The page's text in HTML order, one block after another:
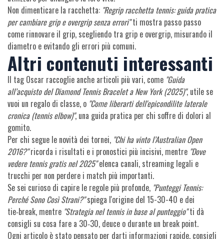
Non dimenticare la racchetta: "Regrip racchetta tennis: guida pratica
per cambiare grip e overgrip senza errori"ti mostra passo passo
come rinnovare il grip, scegliendo tra grip e overgrip, misurando il
diametro e evitando gli errori più comuni.
Altri contenuti interessanti
Il tag Oscar raccoglie anche articoli più vari, come "Guida
all’acquisto del Diamond Tennis Bracelet a New York (2025)", utile se
vuoi un regalo di classe, o "Come liberarti dell'epicondilite laterale
cronica (tennis elbow)", una guida pratica per chi soffre di dolori al
gomito.
Per chi segue le novità dei tornei, "Chi ha vinto l’Australian Open
2016?"ricorda i risultati e i pronostici più incisivi, mentre "Dove
vedere tennis gratis nel 2025"elenca canali, streaming legali e
trucchi per non perdere i match più importanti.
Se sei curioso di capire le regole più profonde, "Punteggi Tennis:
Perché Sono Così Strani?"spiega l'origine del 15-30-40 e dei
tie‑break, mentre "Strategia nel tennis in base al punteggio"ti dà
consigli su cosa fare a 30‑30, deuce o durante un break point.
Ogni articolo è stato pensato per darti informazioni rapide, consigli